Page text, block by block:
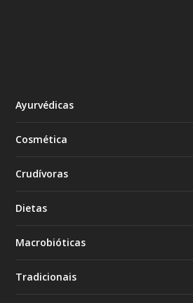
Ayurvédicas
Cosmética
Crudívoras
Dietas
Macrobióticas
Tradicionais